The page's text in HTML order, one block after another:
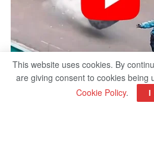
This website uses cookies. By
are giving consent to cookies being
Cookie Policy. I